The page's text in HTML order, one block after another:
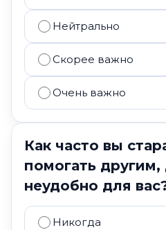
Нейтрально
Скорее важно
Очень важно
Как часто вы
помогать
неудобно для
Никогда